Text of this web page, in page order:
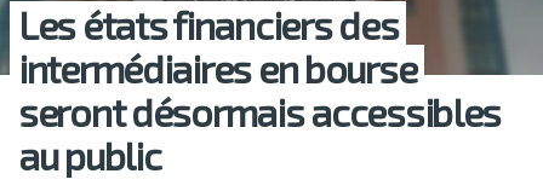
Les états financiers des
intermédiaires en bourse
seront désormais accessibles
au public